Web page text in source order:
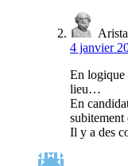
4 janvier
En logique
lieu…
En
subitement
Il y a des